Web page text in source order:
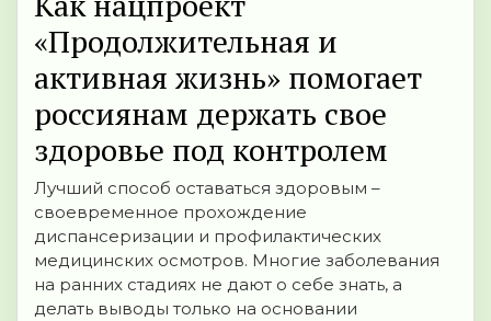
«Продолжительная и
активная жизнь» помогает
россиянам держать свое
здоровье под контролем
Лучший способ оставаться здоровым –
своевременное прохождение
диспансеризации и профилактических
медицинских осмотров. Многие заболевания
на ранних стадиях не дают о себе знать, а
делать выводы только на основании